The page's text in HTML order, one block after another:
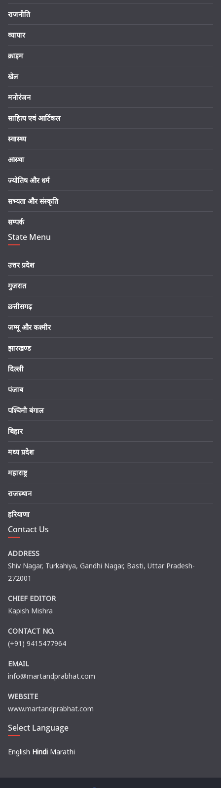
राजनीति
व्यापार
क्राइम
खेल
मनोरंजन
साहित्य एवं आर्टिकल
स्वास्थ्य
आस्था
ज्योतिष और धर्म
सभ्यता और संस्कृति
सम्पर्क
State Menu
उत्तर प्रदेश
गुजरात
छत्तीसगढ़
जम्मू और कश्मीर
झारखण्ड
दिल्ली
पंजाब
पश्चिमी बंगाल
बिहार
मध्य प्रदेश
महाराष्ट्र
राजस्थान
हरियाणा
Contact Us
ADDRESS
Shiv Nagar, Turkahiya, Gandhi Nagar, Basti, Uttar Pradesh-
272001
CHIEF EDITOR
Kapish Mishra
CONTACT NO.
(+91) 9415477964
EMAIL
info@martandprabhat.com
WEBSITE
www.martandprabhat.com
Select Language
English Hindi Marathi